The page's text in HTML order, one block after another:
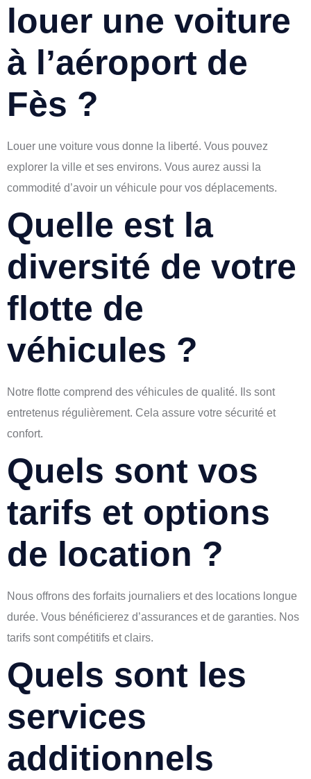
louer une voiture
à l’aéroport de
Fès ?
Louer une voiture vous donne la liberté. Vous pouvez
explorer la ville et ses environs. Vous aurez aussi la
commodité d’avoir un véhicule pour vos déplacements.
Quelle est la
diversité de votre
flotte de
véhicules ?
Notre flotte comprend des véhicules de qualité. Ils sont
entretenus régulièrement. Cela assure votre sécurité et
confort.
Quels sont vos
tarifs et options
de location ?
Nous offrons des forfaits journaliers et des locations longue
durée. Vous bénéficierez d’assurances et de garanties. Nos
tarifs sont compétitifs et clairs.
Quels sont les
services
additionnels